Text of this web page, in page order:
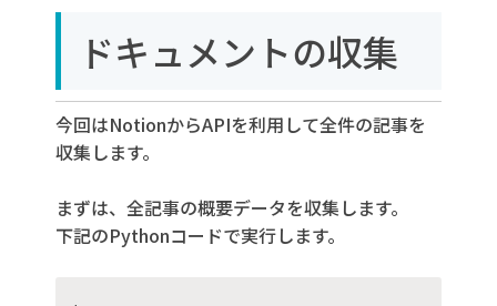
ドキュメントの収集
今回はNotionからAPIを利用して全件の記事を
収集します。
まずは、全記事の概要データを収集します。
下記のPythonコードで実行します。